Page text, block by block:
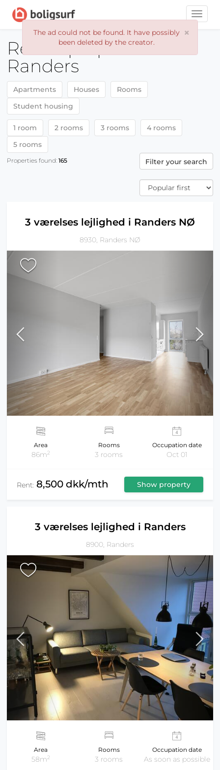
Toggle
×
The ad could not be found. It have possibly
been deleted by the creator.
Rental properties
Randers
Apartments Houses
Rooms
Student housing
1 room 2 rooms 3 rooms
4 rooms
5 rooms
Properties found: 165 Filter your search
3 værelses lejlighed i Randers NØ
8930, Randers NØ
Area
86m2
Rooms
3 rooms
Occupation date
Oct 01
Rent: 8,500 dkk/mth Show property
3 værelses lejlighed i Randers
8900, Randers
Area
58m2
Rooms
3 rooms
Occupation date
As soon as possible